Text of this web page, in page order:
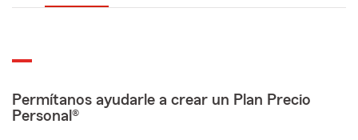
Permítanos ayudarle a crear un Plan Precio
Personal®